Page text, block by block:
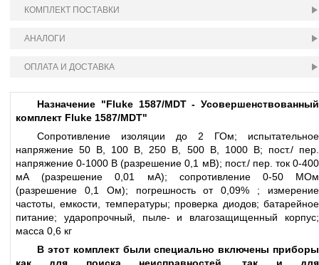
КОМПЛЕКТ ПОСТАВКИ
АНАЛОГИ
ОПЛАТА И ДОСТАВКА
Назначение "Fluke 1587/MDT - Усовершенствованный
комплект Fluke 1587/MDT"
Сопротивление изоляции до 2 ГОм; испытательное
напряжение 50 В, 100 В, 250 В, 500 В, 1000 В; пост./ пер.
напряжение 0-1000 В (разрешение 0,1 мВ); пост./ пер. ток 0-400
мА (разрешение 0,01 мА); сопротивление 0-50 МОм
(разрешение 0,1 Ом); погрешность от 0,09% ; измерение
частоты, емкости, температуры; проверка диодов; батарейное
питание; ударопрочный, пыле- и влагозащищенный корпус;
масса 0,6 кг
В этот комплект были специально включены приборы